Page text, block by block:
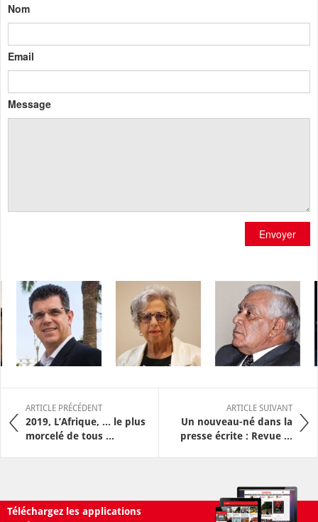
Nom
Email
Message
Envoyer
ARTICLE PRÉCÉDENT
2019, L’Afrique, … le plus
morcelé de tous ...
ARTICLE SUIVANT
Un nouveau-né dans la
presse écrite : Revue ...
Téléchargez les applications